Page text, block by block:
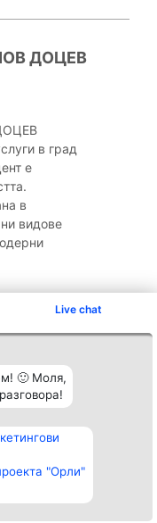
Live chat
🙂 Моля,
"Орли"
ДОЦЕВ
в град
е
в
видове
Контакти